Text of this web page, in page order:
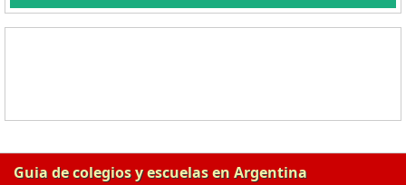
Guia de colegios y escuelas en Argentina